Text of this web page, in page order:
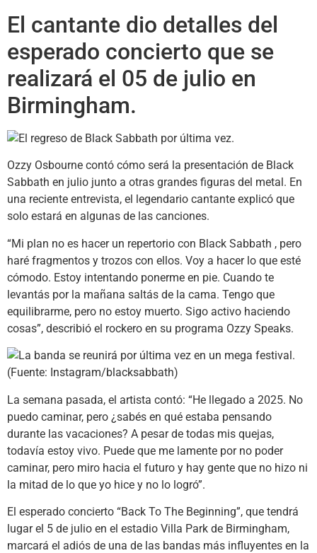
El cantante dio detalles del
esperado concierto que se
realizará el 05 de julio en
Birmingham.
Ozzy Osbourne contó cómo será la presentación de Black
Sabbath en julio junto a otras grandes figuras del metal. En
una reciente entrevista, el legendario cantante explicó que
solo estará en algunas de las canciones.
“Mi plan no es hacer un repertorio con Black Sabbath , pero
haré fragmentos y trozos con ellos. Voy a hacer lo que esté
cómodo. Estoy intentando ponerme en pie. Cuando te
levantás por la mañana saltás de la cama. Tengo que
equilibrarme, pero no estoy muerto. Sigo activo haciendo
cosas”, describió el rockero en su programa Ozzy Speaks.
La semana pasada, el artista contó: “He llegado a 2025. No
puedo caminar, pero ¿sabés en qué estaba pensando
durante las vacaciones? A pesar de todas mis quejas,
todavía estoy vivo. Puede que me lamente por no poder
caminar, pero miro hacia el futuro y hay gente que no hizo ni
la mitad de lo que yo hice y no lo logró”.
El esperado concierto “Back To The Beginning”, que tendrá
lugar el 5 de julio en el estadio Villa Park de Birmingham,
marcará el adiós de una de las bandas más influyentes en la